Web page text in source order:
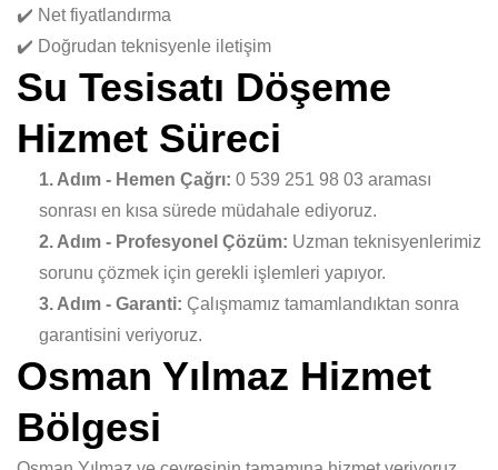
✔️ Net fiyatlandırma
✔️ Doğrudan teknisyenle iletişim
Su Tesisatı Döşeme
Hizmet Süreci
1. Adım - Hemen Çağrı: 0 539 251 98 03 araması
sonrası en kısa sürede müdahale ediyoruz.
2. Adım - Profesyonel Çözüm: Uzman teknisyenlerimiz
sorunu çözmek için gerekli işlemleri yapıyor.
3. Adım - Garanti: Çalışmamız tamamlandıktan sonra
garantisini veriyoruz.
Osman Yılmaz Hizmet
Bölgesi